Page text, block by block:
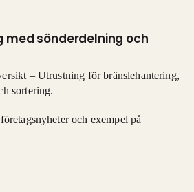
med sönderdelning och
– Utrustning för bränslehantering,
sortering.
och exempel på